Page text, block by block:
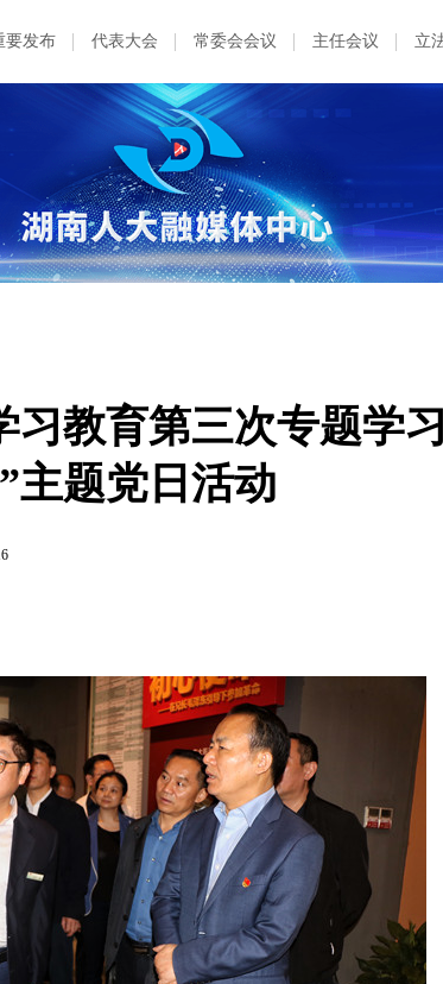
要发布 代表大会 常委会会议 主任会议 立
教育第三次专题学习
主题党日活动